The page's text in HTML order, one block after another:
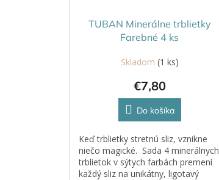
TUBAN Minerálne trblietky
Farebné 4 ks
Skladom (1 ks)
€7,80
Do košíka
Keď trblietky stretnú sliz, vznikne
niečo magické. Sada 4 minerálnych
trblietok v sýtych farbách premení
každý sliz na unikátny, ligotavý